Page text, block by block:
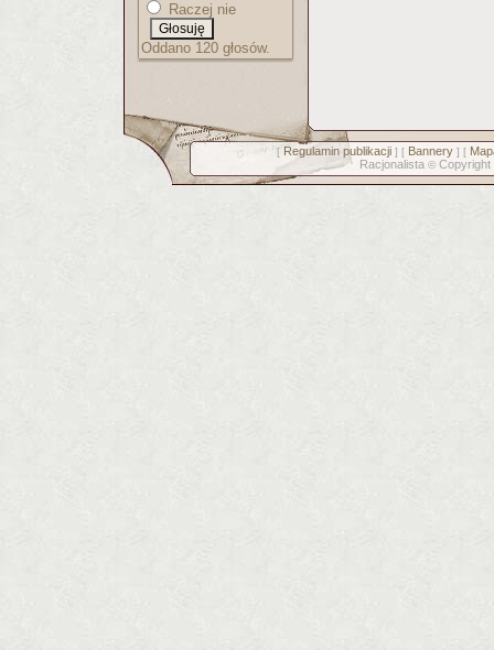
Raczej nie
Oddano 120 głosów.
[ Regulamin publikacji] [ Bannery] [
Racjonalista © Copyright